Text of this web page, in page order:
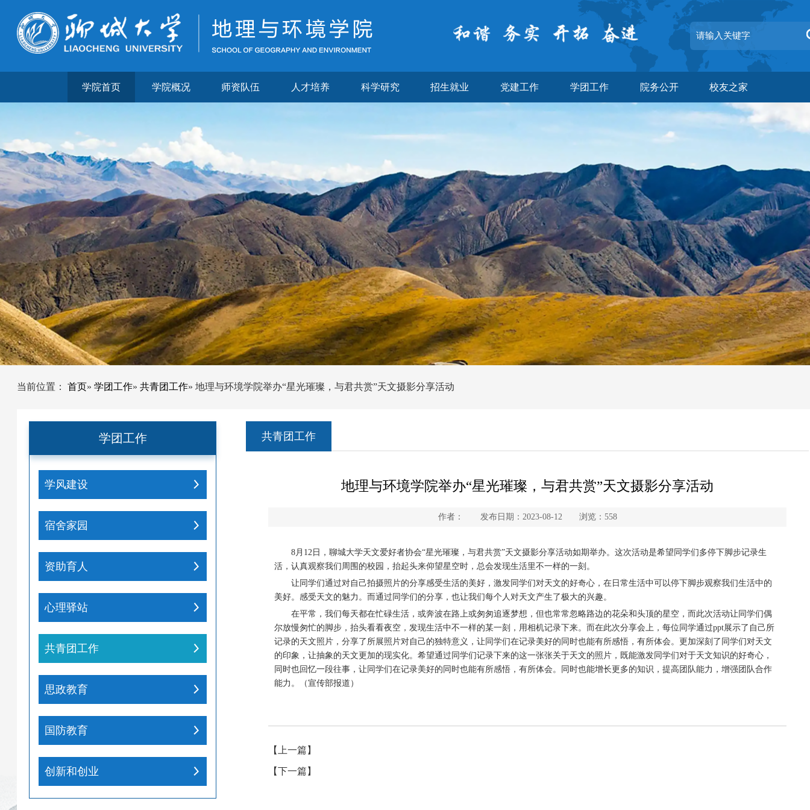
学院首页 学院概况 师资队伍 人才培养 科学研究 招生就业 党建工作 学团工作 院务公开 校友之家
当前位置： 首页» 学团工作» 共青团工作» 地理与环境学院举办“星光璀璨，与君共赏”天文摄影分享活动
学团工作
学风建设
宿舍家园
资助育人
心理驿站
共青团工作
思政教育
国防教育
创新和创业
共青团工作
地理与环境学院举办“星光璀璨，与君共赏”天文摄影分享活动
作者： 发布日期：2023-08-12 浏览： 558
8月12日，聊城大学天文爱好者协会“星光璀璨，与君共赏”天文摄影分享活动如期举办。这次活动是希望同学们多停下脚步记录生
活，认真观察我们周围的校园，抬起头来仰望星空时，总会发现生活里不一样的一刻。
让同学们通过对自己拍摄照片的分享感受生活的美好，激发同学们对天文的好奇心，在日常生活中可以停下脚步观察我们生活中的
美好。感受天文的魅力。而通过同学们的分享，也让我们每个人对天文产生了极大的兴趣。
在平常，我们每天都在忙碌生活，或奔波在路上或匆匆追逐梦想，但也常常忽略路边的花朵和头顶的星空，而此次活动让同学们偶
尔放慢匆忙的脚步，抬头看看夜空，发现生活中不一样的某一刻，用相机记录下来。而在此次分享会上，每位同学通过ppt展示了自己所
记录的天文照片，分享了所展照片对自己的独特意义，让同学们在记录美好的同时也能有所感悟，有所体会。更加深刻了同学们对天文
的印象，让抽象的天文更加的现实化。希望通过同学们记录下来的这一张张关于天文的照片，既能激发同学们对于天文知识的好奇心，
同时也回忆一段往事，让同学们在记录美好的同时也能有所感悟，有所体会。同时也能增长更多的知识，提高团队能力，增强团队合作
能力。（宣传部报道）
【上一篇】
【下一篇】